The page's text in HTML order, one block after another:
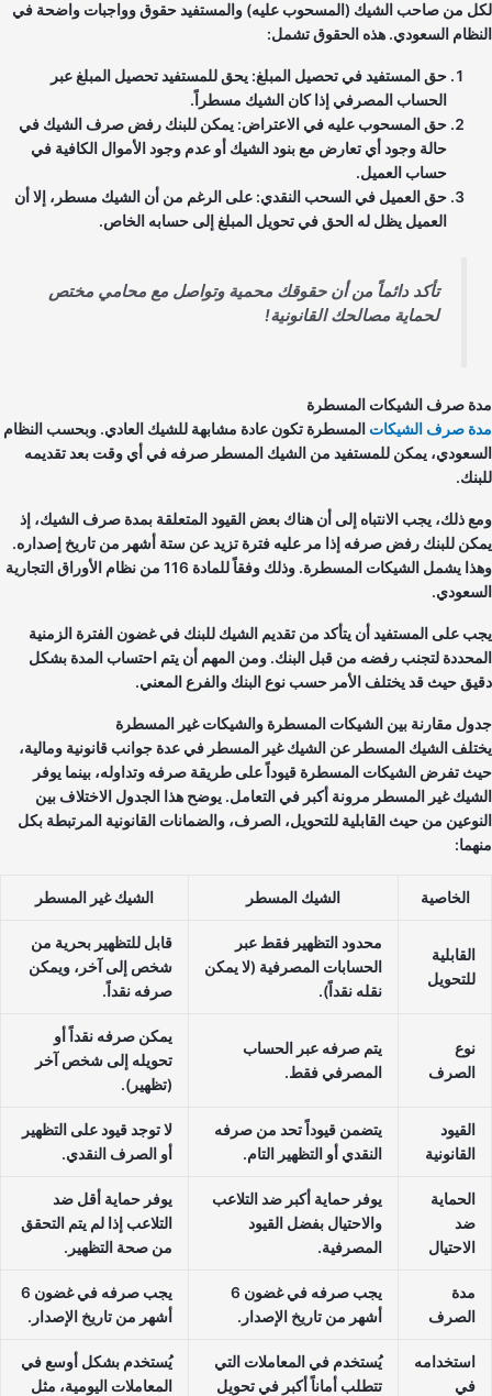
من صاحب الشيك (المسحوب عليه) والمستفيد حقوق وواجبات واضحة في
السعودي. هذه الحقوق تشمل:
حق المستفيد في تحصيل المبلغ: يحق للمستفيد تحصيل المبلغ عبر
الحساب المصرفي إذا كان الشيك مسطراً.
حق المسحوب عليه في الاعتراض: يمكن للبنك رفض صرف الشيك في
حالة وجود أي تعارض مع بنود الشيك أو عدم وجود الأموال الكافية في
حساب العميل.
حق العميل في السحب النقدي: على الرغم من أن الشيك مسطر، إلا أن
العميل يظل له الحق في تحويل المبلغ إلى حسابه الخاص.
تأكد دائماً من أن حقوقك محمية وتواصل مع محامي مختص
لحماية مصالحك القانونية!
صرف الشيكات المسطرة
صرف الشيكاتالمسطرة تكون عادة مشابهة للشيك العادي. وبحسب النظام
يمكن للمستفيد من الشيك المسطر صرفه في أي وقت بعد تقديمه
ذلك، يجب الانتباه إلى أن هناك بعض القيود المتعلقة بمدة صرف الشيك، إذ
للبنك رفض صرفه إذا مر عليه فترة تزيد عن ستة أشهر من تاريخ إصداره.
وهذا يشمل الشيكات المسطرة. وذلك وفقاً للمادة 116 من نظام الأوراق التجارية
على المستفيد أن يتأكد من تقديم الشيك للبنك في غضون الفترة الزمنية
لتجنب رفضه من قبل البنك. ومن المهم أن يتم احتساب المدة بشكل
حيث قد يختلف الأمر حسب نوع البنك والفرع المعني.
مقارنة بين الشيكات المسطرة والشيكات غير المسطرة
الشيك المسطر عن الشيك غير المسطر في عدة جوانب قانونية ومالية،
تفرض الشيكات المسطرة قيوداً على طريقة صرفه وتداوله، بينما يوفر
غير المسطر مرونة أكبر في التعامل. يوضح هذا الجدول الاختلاف بين
من حيث القابلية للتحويل، الصرف، والضمانات القانونية المرتبطة بكل
الخاصية الشيك المسطر الشيك غير المسطر
القابلية
للتحويل
محدود التظهير فقط عبر
الحسابات المصرفية (لا يمكن
نقله نقداً).
قابل للتظهير بحرية من
شخص إلى آخر، ويمكن
صرفه نقداً.
نوع
الصرف
يتم صرفه عبر الحساب
المصرفي فقط.
يمكن صرفه نقداً أو
تحويله إلى شخص آخر
(تظهير).
القيود
القانونية
يتضمن قيوداً تحد من صرفه
النقدي أو التظهير التام.
لا توجد قيود على التظهير
أو الصرف النقدي.
الحماية
ضد
الاحتيال
يوفر حماية أكبر ضد التلاعب
والاحتيال بفضل القيود
المصرفية.
يوفر حماية أقل ضد
التلاعب إذا لم يتم التحقق
من صحة التظهير.
مدة
الصرف
يجب صرفه في غضون 6
أشهر من تاريخ الإصدار.
يجب صرفه في غضون 6
أشهر من تاريخ الإصدار.
استخدامه
في
يُستخدم في المعاملات التي
تتطلب أماناً أكبر في تحويل
يُستخدم بشكل أوسع في
المعاملات اليومية، مثل